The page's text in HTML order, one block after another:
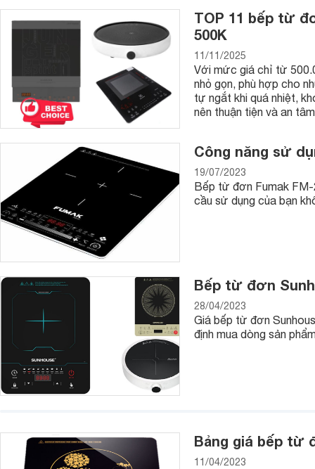
TOP 11 bếp từ
500K
11/11/2025
Với mức giá chỉ từ
nhỏ gọn, phù hợp cho
tự ngắt khi quá nhiệt,
nên thuận tiện và an
Công năng sử
19/07/2023
Bếp từ đơn Fumak
cầu sử dụng của bạn
Bếp từ đơn
28/04/2023
Giá bếp từ đơn
định mua dòng sản
Bảng giá bếp từ
11/04/2023